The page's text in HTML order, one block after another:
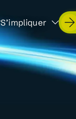
S’impliquer